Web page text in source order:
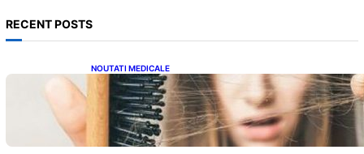
RECENT POSTS
NOUTATI MEDICALE
Semnele unei deficiențe de proteine:
Impactul asupra sănătății tale